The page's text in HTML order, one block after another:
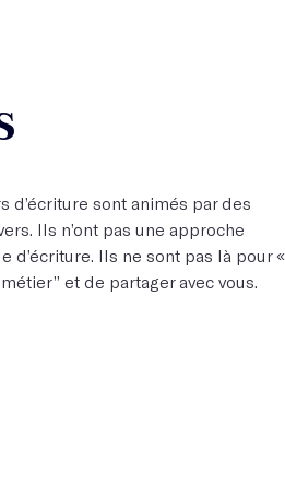
d’écriture sont animés par des
Ils n’ont pas une approche
Ils ne sont pas là pour «
et de partager avec vous.